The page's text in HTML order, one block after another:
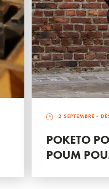
2 SEPTEMBRE -
POKETO
POUM